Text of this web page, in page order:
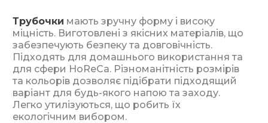
Трубочки мають зручну форму і високу
міцність. Виготовлені з якісних матеріалів, що
забезпечують безпеку та довговічність.
Підходять для домашнього використання та
для сфери HoReCa. Різноманітність розмірів
та кольорів дозволяє підібрати підходящий
варіант для будь-якого напою та заходу.
Легко утилізуються, що робить їх
екологічним вибором.